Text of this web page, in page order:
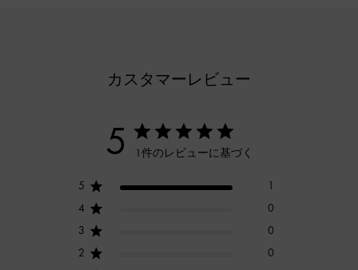
カスタマーレビュー
5 1件のレビューに基づく
5
1
4
0
3
0
2
0